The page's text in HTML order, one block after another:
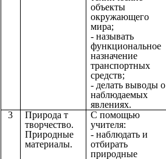
объекты
окружающего
мира;
- называть
функциональное
назначение
транспортных
средств;
- делать выводы о
наблюдаемых
явлениях.
3
Природа т
творчество.
Природные
материалы.
С помощью
учителя:
- наблюдать и
отбирать
природные